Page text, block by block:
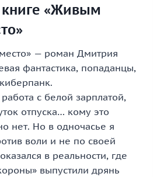
«Живым
— роман Дмитрия
фантастика, попаданцы,
с белой зарплатой,
отпуска… кому это
нет. Но в одночасье я
воли и не по своей
в реальности, где
выпустили дрянь